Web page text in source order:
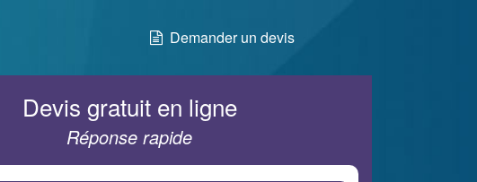
Demander un devis
Devis gratuit en ligne
Réponse rapide